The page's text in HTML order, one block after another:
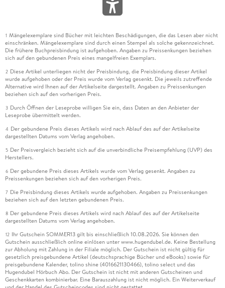
1 Mängelexemplare sind Bücher mit leichten Beschädigungen, die das Lesen aber nicht
einschränken. Mängelexemplare sind durch einen Stempel als solche gekennzeichnet.
Die frühere Buchpreisbindung ist aufgehoben. Angaben zu Preissenkungen beziehen
sich auf den gebundenen Preis eines mangelfreien Exemplars.
2 Diese Artikel unterliegen nicht der Preisbindung, die Preisbindung dieser Artikel
wurde aufgehoben oder der Preis wurde vom Verlag gesenkt. Die jeweils zutreffende
Alternative wird Ihnen auf der Artikelseite dargestellt. Angaben zu Preissenkungen
beziehen sich auf den vorherigen Preis.
3 Durch Öffnen der Leseprobe willigen Sie ein, dass Daten an den Anbieter der
Leseprobe übermittelt werden.
4 Der gebundene Preis dieses Artikels wird nach Ablauf des auf der Artikelseite
dargestellten Datums vom Verlag angehoben.
5 Der Preisvergleich bezieht sich auf die unverbindliche Preisempfehlung (UVP) des
Herstellers.
6 Der gebundene Preis dieses Artikels wurde vom Verlag gesenkt. Angaben zu
Preissenkungen beziehen sich auf den vorherigen Preis.
7 Die Preisbindung dieses Artikels wurde aufgehoben. Angaben zu Preissenkungen
beziehen sich auf den letzten gebundenen Preis.
8 Der gebundene Preis dieses Artikels wird nach Ablauf des auf der Artikelseite
dargestellten Datums vom Verlag angehoben.
12 Ihr Gutschein SOMMER13 gilt bis einschließlich 10.08.2026. Sie können den
Gutschein ausschließlich online einlösen unter www.hugendubel.de. Keine Bestellung
zur Abholung mit Zahlung in der Filiale möglich. Der Gutschein ist nicht gültig für
gesetzlich preisgebundene Artikel (deutschsprachige Bücher und eBooks) sowie für
preisgebundene Kalender, tolino shine (4016621130466), tolino select und das
Hugendubel Hörbuch Abo. Der Gutschein ist nicht mit anderen Gutscheinen und
Geschenkkarten kombinierbar. Eine Barauszahlung ist nicht möglich. Ein Weiterverkauf